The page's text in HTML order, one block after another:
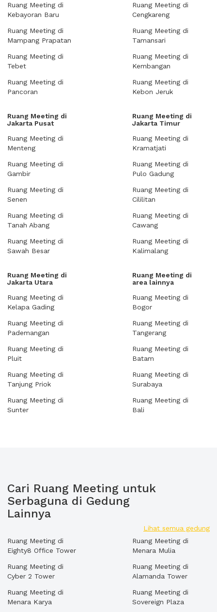
Ruang Meeting di
Kebayoran Baru
Ruang Meeting di
Mampang Prapatan
Ruang Meeting di
Tebet
Ruang Meeting di
Pancoran
Ruang Meeting di
Cengkareng
Ruang Meeting di
Tamansari
Ruang Meeting di
Kembangan
Ruang Meeting di
Kebon Jeruk
Ruang Meeting di
Jakarta Pusat
Ruang Meeting di
Menteng
Ruang Meeting di
Gambir
Ruang Meeting di
Senen
Ruang Meeting di
Tanah Abang
Ruang Meeting di
Sawah Besar
Ruang Meeting di
Jakarta Timur
Ruang Meeting di
Kramatjati
Ruang Meeting di
Pulo Gadung
Ruang Meeting di
Cililitan
Ruang Meeting di
Cawang
Ruang Meeting di
Kalimalang
Ruang Meeting di
Jakarta Utara
Ruang Meeting di
Kelapa Gading
Ruang Meeting di
Pademangan
Ruang Meeting di
Pluit
Ruang Meeting di
Tanjung Priok
Ruang Meeting di
Sunter
Ruang Meeting di
area lainnya
Ruang Meeting di
Bogor
Ruang Meeting di
Tangerang
Ruang Meeting di
Batam
Ruang Meeting di
Surabaya
Ruang Meeting di
Bali
Cari Ruang Meeting untuk
Serbaguna di Gedung
Lainnya
Lihat semua gedung
Ruang Meeting di
Eighty8 Office Tower
Ruang Meeting di
Cyber 2 Tower
Ruang Meeting di
Menara Karya
Ruang Meeting di
Menara Mulia
Ruang Meeting di
Alamanda Tower
Ruang Meeting di
Sovereign Plaza